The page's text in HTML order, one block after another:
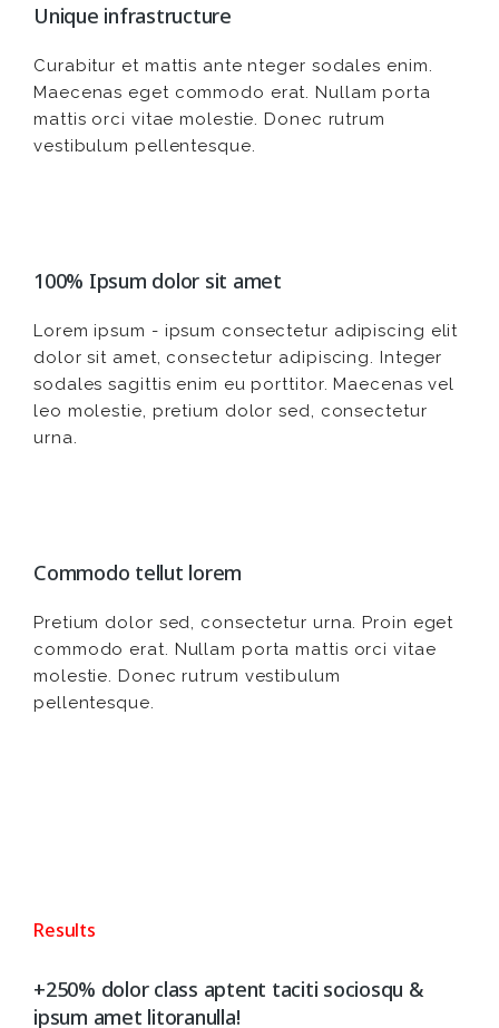
Unique infrastructure
Curabitur et mattis ante nteger sodales enim.
Maecenas eget commodo erat. Nullam porta
mattis orci vitae molestie. Donec rutrum
vestibulum pellentesque.
100% Ipsum dolor sit amet
Lorem ipsum - ipsum consectetur adipiscing elit
dolor sit amet, consectetur adipiscing. Integer
sodales sagittis enim eu porttitor. Maecenas vel
leo molestie, pretium dolor sed, consectetur
urna.
Commodo tellut lorem
Pretium dolor sed, consectetur urna. Proin eget
commodo erat. Nullam porta mattis orci vitae
molestie. Donec rutrum vestibulum
pellentesque.
Results
+250% dolor class aptent taciti sociosqu &
ipsum amet litoranulla!